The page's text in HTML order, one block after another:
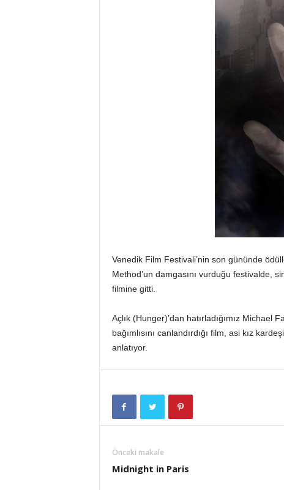
Venedik Film Festivali’nin son gününde
Method’un damgasını vurduğu festivalde,
filmine gitti.
Açlık (Hunger)’dan hatırladığımız Michael
bağımlısını canlandırdığı film, asi kız
anlatıyor.
Önceki makale
Midnight in Paris